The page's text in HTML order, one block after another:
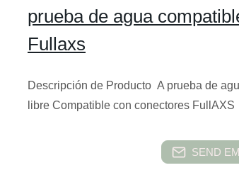
prueba de agua
Fullaxs
Descripción de Producto A prueba de
libre Compatible con conectores
SEND